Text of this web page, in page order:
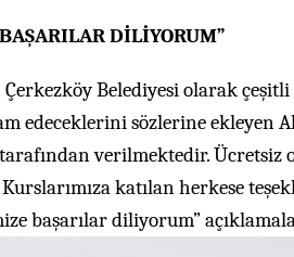
DİLİYORUM”
Belediyesi olarak
edeceklerini sözlerine ekleyen
verilmektedir. Ücretsiz
katılan herkese
başarılar diliyorum”